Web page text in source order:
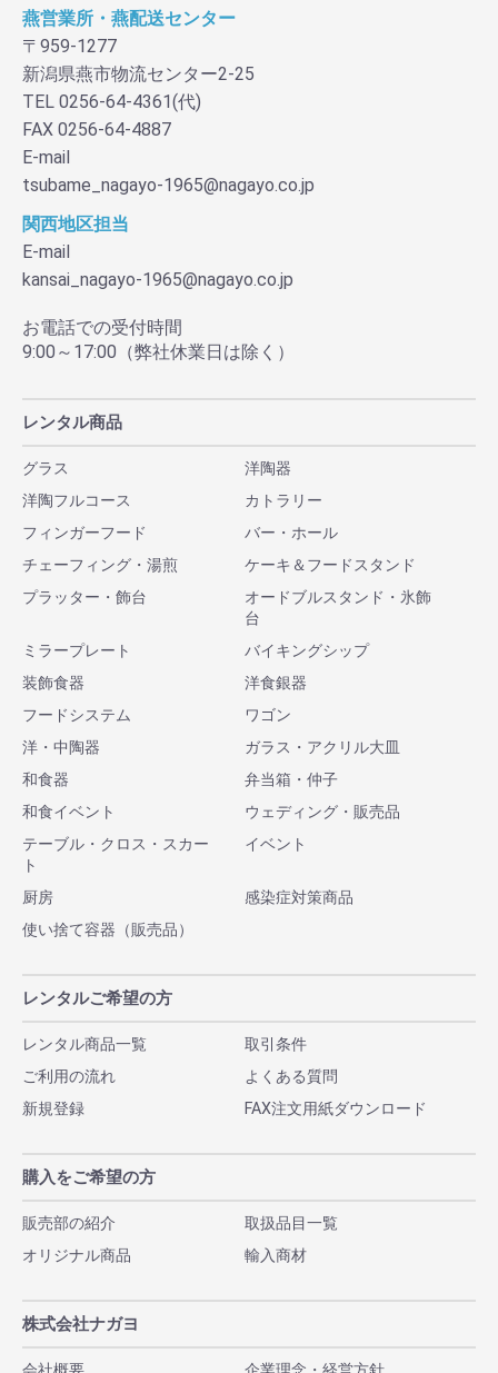
燕営業所・燕配送センター
〒959-1277
新潟県燕市物流センター2-25
TEL 0256-64-4361(代)
FAX 0256-64-4887
E-mail
tsubame_nagayo-1965@nagayo.co.jp
関西地区担当
E-mail
kansai_nagayo-1965@nagayo.co.jp
お電話での受付時間
9:00～17:00（弊社休業日は除く）
レンタル商品
グラス
洋陶器
洋陶フルコース
カトラリー
フィンガーフード
バー・ホール
チェーフィング・湯煎
ケーキ＆フードスタンド
プラッター・飾台
オードブルスタンド・氷飾
台
ミラープレート
バイキングシップ
装飾食器
洋食銀器
フードシステム
ワゴン
洋・中陶器
ガラス・アクリル大皿
和食器
弁当箱・仲子
和食イベント
ウェディング・販売品
テーブル・クロス・スカー
ト
イベント
厨房
感染症対策商品
使い捨て容器（販売品）
レンタルご希望の方
レンタル商品一覧
取引条件
ご利用の流れ
よくある質問
新規登録
FAX注文用紙ダウンロード
購入をご希望の方
販売部の紹介
取扱品目一覧
オリジナル商品
輸入商材
株式会社ナガヨ